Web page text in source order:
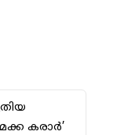
കരാര്‍’